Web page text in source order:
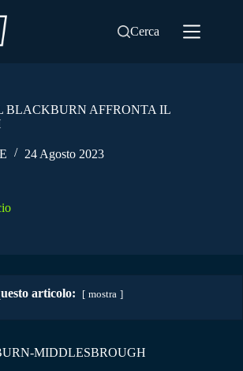
Cerca
BLACKBURN AFFRONTA IL
24 Agosto 2023
articolo: mostra
MIDDLESBROUGH